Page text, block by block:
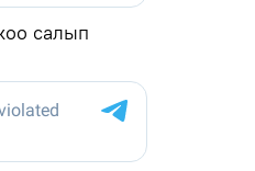
салып